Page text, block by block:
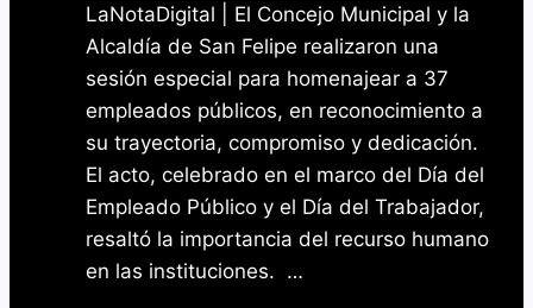
LaNotaDigital | El Concejo Municipal y la
Alcaldía de San Felipe realizaron una
sesión especial para homenajear a 37
empleados públicos, en reconocimiento a
su trayectoria, compromiso y dedicación.
El acto, celebrado en el marco del Día del
Empleado Público y el Día del Trabajador,
resaltó la importancia del recurso humano
en las instituciones. …